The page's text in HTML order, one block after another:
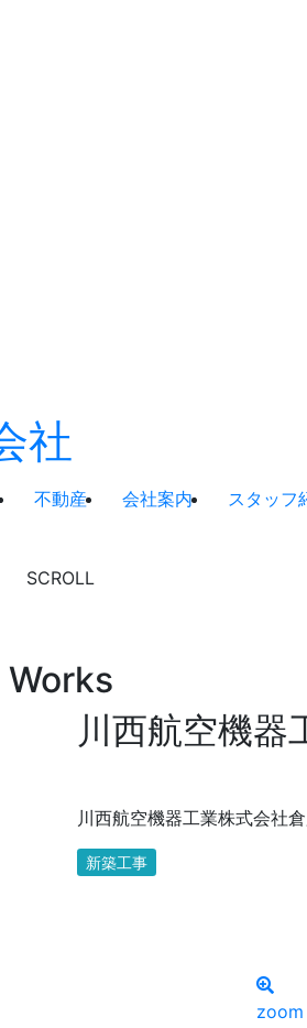
不動産 会社案内 スタッフ
SCROLL
Works
川西航空機器
川西航空機器工業株式会社
新築工事
zoom